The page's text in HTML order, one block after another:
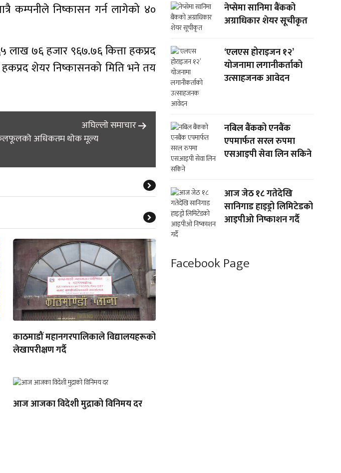
कम्पनीले निष्कासन गर्न लागेको ४०
लाख ७६ हजार ९६७.७६ कित्ता हकप्रद
हकप्रद शेयर निष्कासनको मिति भने तय
अघिल्लाे समाचार
अधिकतम थोक मूल्य
काठमाडौं महानगरपालिकाले विद्यालयहरूको
लेखापरीक्षण गर्दै
आज आजका विदेशी मुद्राको विनिमय दर
नेप्सेमा सानिमा बैंकको
अग्राधिकार शेयर सूचीकृत
‘एलएस होराइजन १२’
योजनामा लगानीकर्ताको
उत्साहजनक आवेदन
नबिल बैंकको एनबैंक
एपमार्फत सरल रुपमा
एसआइपी सेवा लिन सकिने
आज जेठ १८ गतेदेखि
सानिगाड हाइड्रो लिमिटेडको
आइपीओ निष्काशन गर्दै
Facebook Page